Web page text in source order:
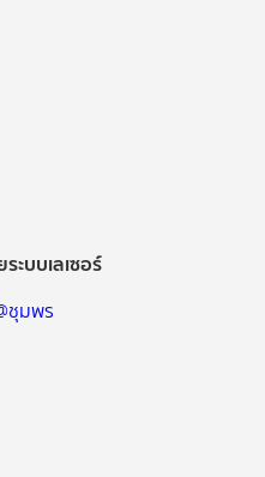
ะบบเลเซอร์